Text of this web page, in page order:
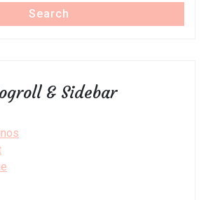
Search
& Sidebar